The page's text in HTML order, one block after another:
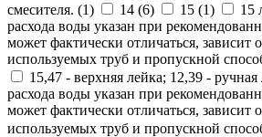
смесителя. (1) 14 (6) 15 (1)
15
расхода воды указан при
может фактически отличаться, зависит
используемых труб и пропускной
15,47 - верхняя лейка; 12,39 -
расхода воды указан при
может фактически отличаться, зависит
используемых труб и пропускной